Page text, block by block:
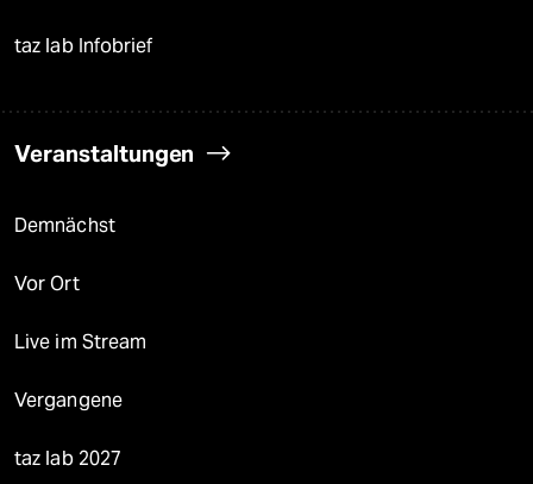
taz lab Infobrief
Veranstaltungen
Demnächst
Vor Ort
Live im Stream
Vergangene
taz lab 2027